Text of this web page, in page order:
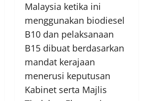
Malaysia ketika ini
menggunakan biodiesel
B10 dan pelaksanaan
B15 dibuat berdasarkan
mandat kerajaan
menerusi keputusan
Kabinet serta Majlis